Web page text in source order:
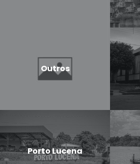
Outros
Porto Lucena